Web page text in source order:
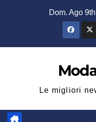
Dom. Ago
Le migliori